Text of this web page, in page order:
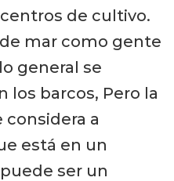
de cultivo.
mar como gente
general se
los barcos, Pero la
a
está en un
ser un